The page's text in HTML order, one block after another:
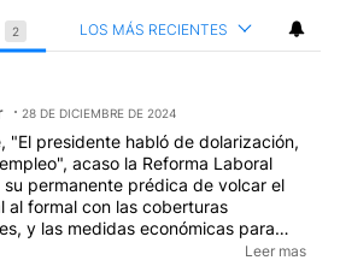
2 LOS MÁS RECIENTES
28 DE DICIEMBRE DE 2024
"El presidente habló de dolarización,
acaso la Reforma Laboral
permanente prédica de volcar el
al formal con las coberturas
y las medidas económicas para
y generar puestos de trabajo "en
Leer mas